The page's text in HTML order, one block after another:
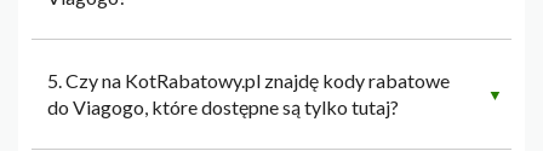
5. Czy na KotRabatowy.pl znajdę kody rabatowe
do Viagogo, które dostępne są tylko tutaj?
▼